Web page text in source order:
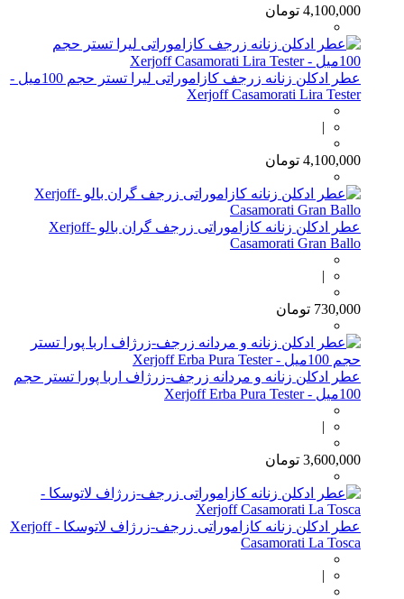
4,100,000 تومان
عطر ادکلن زنانه زرجف کازاموراتی لیرا تستر حجم 100میل -
Xerjoff Casamorati Lira Tester
|
4,100,000 تومان
عطر ادکلن زنانه کازاموراتی زرجف گران بالو -Xerjoff
Casamorati Gran Ballo
|
730,000 تومان
عطر ادکلن زنانه و مردانه زرجف-زرژاف اربا پورا تستر حجم
100میل - Xerjoff Erba Pura Tester
|
3,600,000 تومان
عطر ادکلن زنانه کازاموراتی زرجف-زرژاف لاتوسکا - Xerjoff
Casamorati La Tosca
|